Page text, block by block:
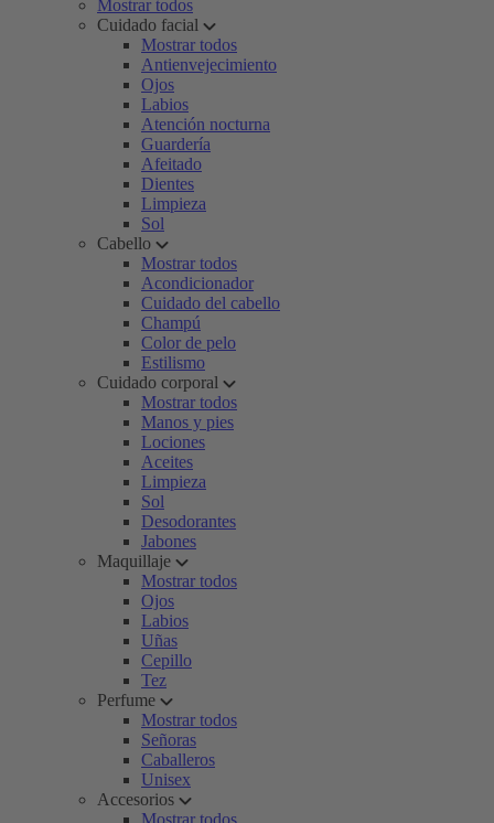
Mostrar todos
Cuidado facial
Mostrar todos
Antienvejecimiento
Ojos
Labios
Atención nocturna
Guardería
Afeitado
Dientes
Limpieza
Sol
Cabello
Mostrar todos
Acondicionador
Cuidado del cabello
Champú
Color de pelo
Estilismo
Cuidado corporal
Mostrar todos
Manos y pies
Lociones
Aceites
Limpieza
Sol
Desodorantes
Jabones
Maquillaje
Mostrar todos
Ojos
Labios
Uñas
Cepillo
Tez
Perfume
Mostrar todos
Señoras
Caballeros
Unisex
Accesorios
Mostrar todos